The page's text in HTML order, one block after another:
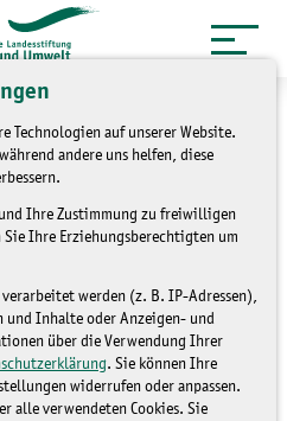
Technologien auf unserer Website.
andere uns helfen, diese
Ihre Zustimmung zu freiwilligen
Sie Ihre Erziehungsberechtigten um
werden (z. B. IP-Adressen),
Inhalte oder Anzeigen- und
über die Verwendung Ihrer
. Sie können Ihre
widerrufen oder anpassen.
alle verwendeten Cookies. Sie
Landschaft